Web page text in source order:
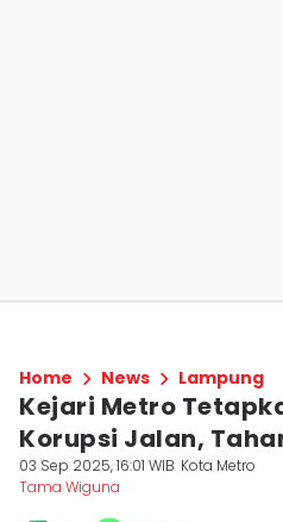
Home News Lampung
Kejari Metro
Korupsi Jalan,
03 Sep 2025, 16:01 WIB Kota Metro
Tama Wiguna